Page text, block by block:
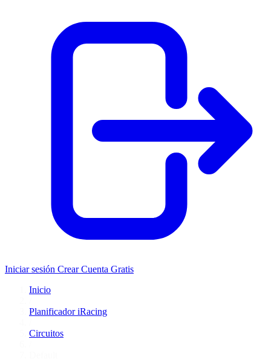
Iniciar sesión Crear Cuenta Gratis
Inicio
Planificador iRacing
Circuitos